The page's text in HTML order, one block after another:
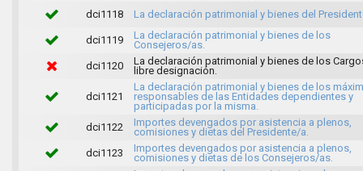
dci1118
La declaración patrimonial y bienes del
dci1119
La declaración patrimonial y bienes de los
Consejeros/as.
dci1120
La declaración patrimonial y bienes de los
libre designación.
dci1121
La declaración patrimonial y bienes de los
responsables de las Entidades dependientes y
participadas por la misma.
dci1122
Importes devengados por asistencia a plenos,
comisiones y dietas del Presidente/a.
dci1123
Importes devengados por asistencia a plenos,
comisiones y dietas de los Consejeros/as.